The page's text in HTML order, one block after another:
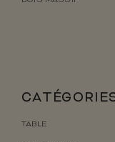
TABLE